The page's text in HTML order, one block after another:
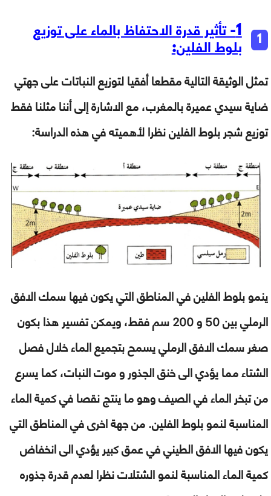
1- تأثير قدرة الاحتفاظ بالماء على توزيع
بلوط الفلين:
تمثل الوثيقة التالية مقطعا أفقيا لتوزيع النباتات على جهتي
ضاية سيدي عميرة بالمغرب، مع الاشارة إلى أننا مثلنا فقط
توزيع شجر بلوط الفلين نظرا لأهميته في هذه الدراسة:
ينمو بلوط الفلين في المناطق التي يكون فيها سمك الافق
الرملي بين 50 و 200 سم فقط، ويمكن تفسير هذا بكون
صغر سمك الافق الرملي يسمح بتجميع الماء خلال فصل
الشتاء مما يؤدي الى خنق الجذور و موت النبات، كما يسرع
من تبخر الماء في الصيف وهو ما ينتج نقصا في كمية الماء
المناسبة لنمو بلوط الفلين.من جهة اخرى في المناطق التي
يكون فيها الافق الطيني في عمق كبير يؤدي الى انخفاض
كمية الماء المناسبة لنمو الشتلات نظرا لعدم قدرة جذوره